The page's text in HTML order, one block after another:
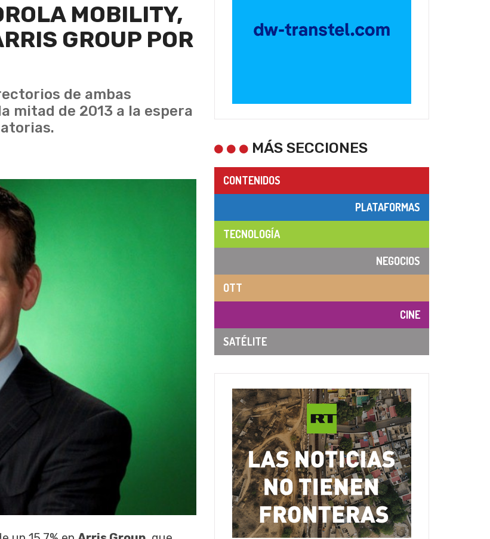
MOBILITY,
GROUP POR
de ambas
mitad de 2013 a la espera
MÁS SECCIONES
CONTENIDOS
PLATAFORMAS
TECNOLOGÍA
NEGOCIOS
OTT
CINE
SATÉLITE